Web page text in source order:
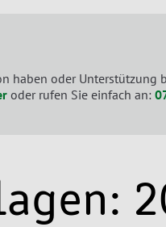
haben oder
oder rufen Sie einfach an: